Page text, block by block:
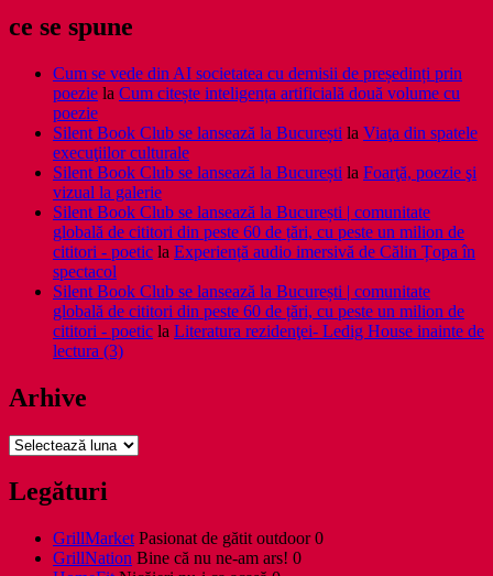
ce se spune
Cum se vede din AI societatea cu demisii de președinți prin
poezie la Cum citește inteligența artificială două volume cu
poezie
Silent Book Club se lansează la București la Viaţa din spatele
execuţiilor culturale
Silent Book Club se lansează la București la Foarţă, poezie şi
vizual la galerie
Silent Book Club se lansează la București | comunitate
globală de cititori din peste 60 de țări, cu peste un milion de
cititori - poetic la Experiență audio imersivă de Călin Țopa în
spectacol
Silent Book Club se lansează la București | comunitate
globală de cititori din peste 60 de țări, cu peste un milion de
cititori - poetic la Literatura rezidenţei- Ledig House inainte de
lectura (3)
Arhive
Arhive
Legături
GrillMarket Pasionat de gătit outdoor 0
GrillNation Bine că nu ne-am ars! 0